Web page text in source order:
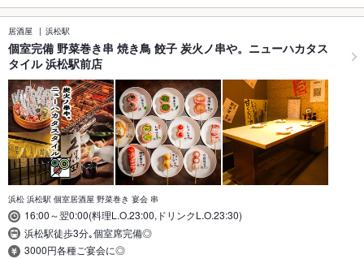
居酒屋 浜松駅
個室完備 野菜巻き串 焼き鳥 餃子 炭火ノ串や。ニューハカタス
タイル 浜松駅前店
浜松 浜松駅 個室居酒屋 野菜巻き 宴会 串
16:00～翌0:00(料理L.O.23:00,ドリンクL.O.23:30)
浜松駅徒歩3分｡個室席完備◎
3000円各種ご宴会に◎